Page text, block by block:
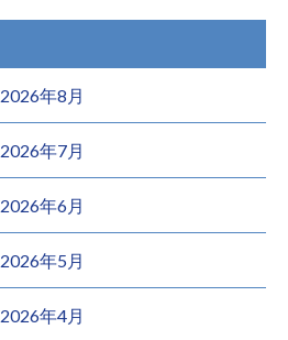
2026年8月
2026年7月
2026年6月
2026年5月
2026年4月